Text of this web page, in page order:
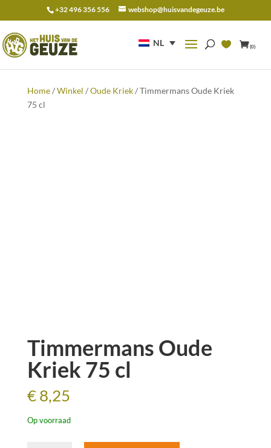
+32 496 356 556 webshop@huisvandegeuze.be
NL (0)
naar:
Home/Winkel /Oude Kriek/ Timmermans Oude Kriek
75 cl
Timmermans Oude
Kriek 75 cl
€8,25
Op voorraad